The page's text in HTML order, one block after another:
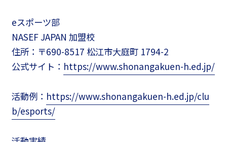
eスポーツ部
NASEF JAPAN 加盟校
住所：〒690-8517 松江市大庭町 1794-2
公式サイト： https://www.shonangakuen-h.ed.jp/
活動例： https://www.shonangakuen-h.ed.jp/clu
b/esports/